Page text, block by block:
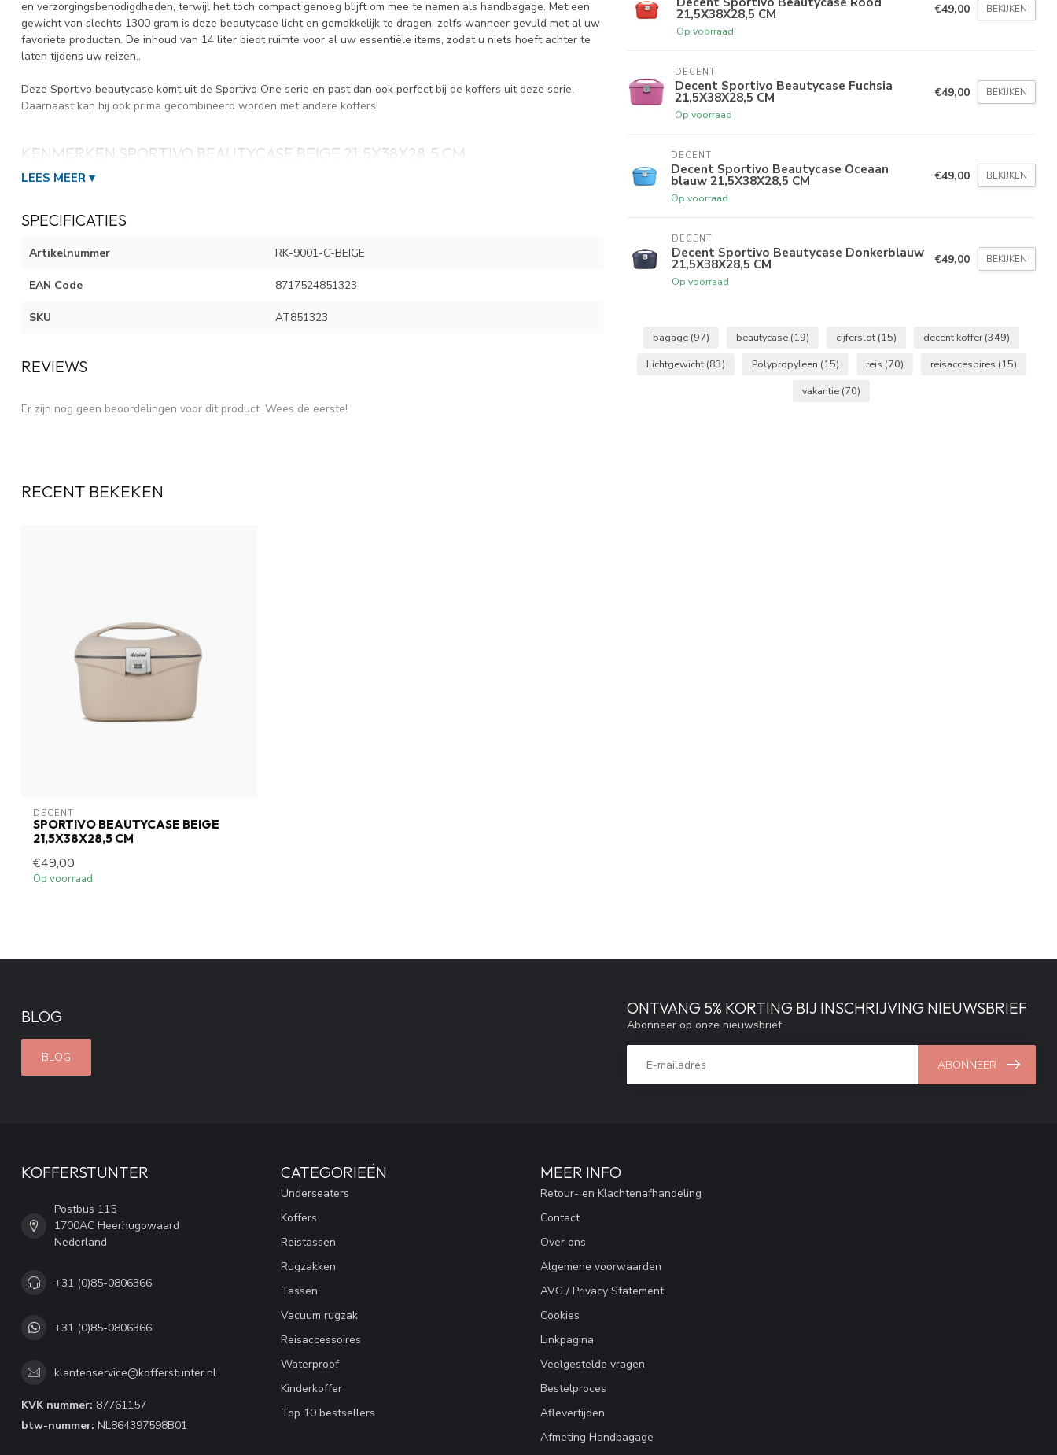
en verzorgingsbenodigdheden, terwijl het toch compact genoeg blijft om mee te nemen als handbagage. Met een
gewicht van slechts 1300 gram is deze beautycase licht en gemakkelijk te dragen, zelfs wanneer gevuld met al uw
favoriete producten. De inhoud van 14 liter biedt ruimte voor al uw essentiële items, zodat u niets hoeft achter te
laten tijdens uw reizen..
Deze Sportivo beautycase komt uit de Sportivo One serie en past dan ook perfect bij de koffers uit deze serie.
Daarnaast kan hij ook prima gecombineerd worden met andere koffers!
KENMERKEN SPORTIVO BEAUTYCASE BEIGE 21,5X38X28,5 CM
Materiaal:
Inhoud
+Wij zijn officieel dealer van het merk, voor de garantieafhandeling kunt u bij ons terecht
LEES MEER ▾
SPECIFICATIES
Artikelnummer RK-9001-C-BEIGE
EAN Code 8717524851323
SKU AT851323
REVIEWS
Er zijn nog geen beoordelingen voor dit product. Wees de eerste!
21,5X38X28,5 CM
Op voorraad
€49,00 BEKIJKEN
DECENT
Decent Sportivo Beautycase Fuchsia
21,5X38X28,5 CM
Op voorraad
€49,00 BEKIJKEN
DECENT
Decent Sportivo Beautycase Oceaan
blauw 21,5X38X28,5 CM
Op voorraad
€49,00 BEKIJKEN
DECENT
Decent Sportivo Beautycase Donkerblauw
21,5X38X28,5 CM
Op voorraad
€49,00 BEKIJKEN
bagage (97) beautycase (19) cijferslot (15) decent koffer (349)
Lichtgewicht (83) Polypropyleen (15) reis (70) reisaccesoires (15)
vakantie (70)
RECENT BEKEKEN
DECENT
SPORTIVO BEAUTYCASE BEIGE
21,5X38X28,5 CM
€49,00
Op voorraad
BLOG
BLOG
ONTVANG 5% KORTING BIJ INSCHRIJVING NIEUWSBRIEF
Abonneer op onze nieuwsbrief
ABONNEER
KOFFERSTUNTER
Postbus 115
1700AC Heerhugowaard
Nederland
+31 (0)85-0806366
+31 (0)85-0806366
klantenservice@kofferstunter.nl
KVK nummer: 87761157
btw-nummer: NL864397598B01
CATEGORIEËN
Underseaters
Koffers
Reistassen
Rugzakken
Tassen
Vacuum rugzak
Reisaccessoires
Waterproof
Kinderkoffer
Top 10 bestsellers
MEER INFO
Retour- en Klachtenafhandeling
Contact
Over ons
Algemene voorwaarden
AVG / Privacy Statement
Cookies
Linkpagina
Veelgestelde vragen
Bestelproces
Aflevertijden
Afmeting Handbagage